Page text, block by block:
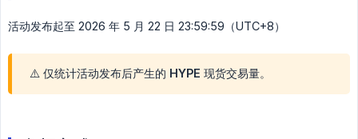
活动发布起至 2026 年 5 月 22 日 23:59:59（UTC+8）
⚠️ 仅统计活动发布后产生的 HYPE 现货交易量。